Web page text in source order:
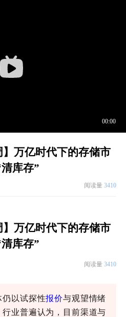
】万亿时代下的存储市
库存”
阅读量 3410
】万亿时代下的存储市
库存”
阅读量 3410
仍以试探性报价与观望情绪
业普遍认为，目前渠道与